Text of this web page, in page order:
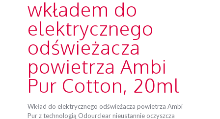
wkładem do
elektrycznego
odświeżacza
powietrza Ambi
Pur Cotton, 20ml
Wkład do elektrycznego odświeżacza powietrza Ambi
Pur z technologią Odourclear nieustannie oczyszcza